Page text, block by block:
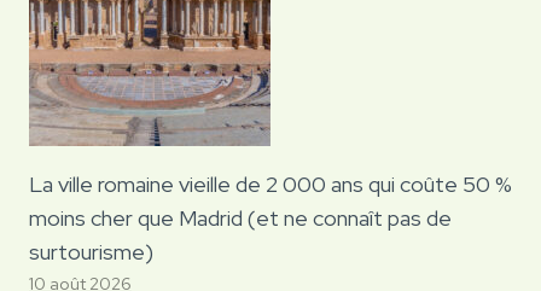
La ville romaine vieille de 2 000 ans qui coûte 50 %
moins cher que Madrid (et ne connaît pas de
surtourisme)
10 août 2026